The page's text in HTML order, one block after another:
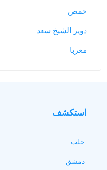
حمص
دوير الشيخ سعد
معربا
استكشف
حلب
دمشق